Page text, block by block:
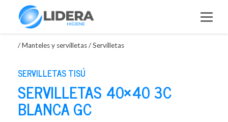
/Manteles y servilletas/Servilletas
SERVILLETAS TISÚ
SERVILLETAS 40×40 3C
BLANCA GC